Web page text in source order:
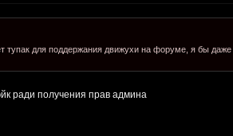
тупак для поддержания движухи на форуме, я бы
ради получения прав админа